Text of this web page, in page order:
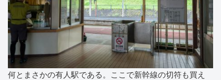
何とまさかの有人駅である。ここで新幹線の切符も買え